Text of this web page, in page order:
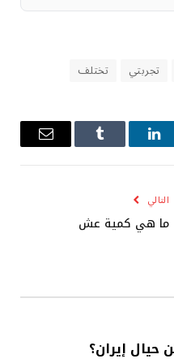
تجربتي تختلف
لينكدإن Tumblr
البريد
التالي
ما هي كمية عش
إيران؟